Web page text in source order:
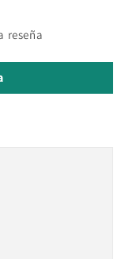
reseña